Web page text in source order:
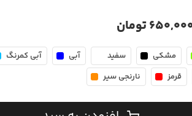
مشکی سفید آبی آبی کمرنگ
قرمز نارنجی سیر